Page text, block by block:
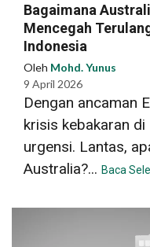
Bagaimana
Mencegah
Indonesia
Oleh Mohd. Yunus
9 April 2026
Dengan ancaman
krisis kebakaran
urgensi. Lantas,
Australia?... Baca